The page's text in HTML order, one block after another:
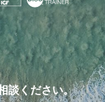
談ください。